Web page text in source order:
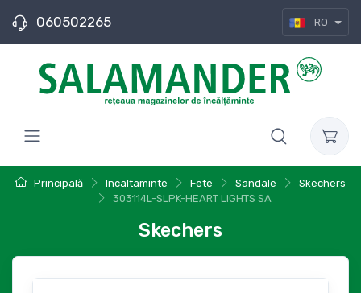
060502265 RO
Principală Incaltaminte Fete Sandale
Skechers
303114L-SLPK-HEART LIGHTS SA
Skechers